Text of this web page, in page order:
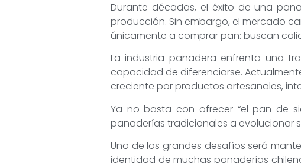
Durante décadas, el éxito de una
producción. Sin embargo, el mercado
únicamente a comprar pan: buscan
La industria panadera enfrenta una
capacidad de diferenciarse.
creciente por productos artesanales,
Ya no basta con ofrecer “el pan de
panaderías tradicionales a evolucionar
Uno de los grandes desafíos será
identidad de muchas panaderías